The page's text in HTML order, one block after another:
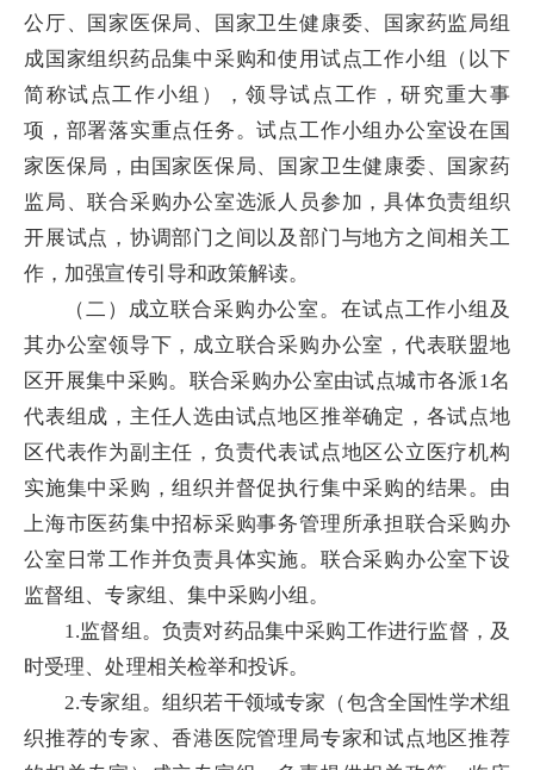
公厅、国家医保局、国家卫生健康委、国家药监局组
成国家组织药品集中采购和使用试点工作小组（以下
简称试点工作小组），领导试点工作，研究重大事
项，部署落实重点任务。试点工作小组办公室设在国
家医保局，由国家医保局、国家卫生健康委、国家药
监局、联合采购办公室选派人员参加，具体负责组织
开展试点，协调部门之间以及部门与地方之间相关工
作，加强宣传引导和政策解读。
（二）成立联合采购办公室。在试点工作小组及
其办公室领导下，成立联合采购办公室，代表联盟地
区开展集中采购。联合采购办公室由试点城市各派1名
代表组成，主任人选由试点地区推举确定，各试点地
区代表作为副主任，负责代表试点地区公立医疗机构
实施集中采购，组织并督促执行集中采购的结果。由
上海市医药集中招标采购事务管理所承担联合采购办
公室日常工作并负责具体实施。联合采购办公室下设
监督组、专家组、集中采购小组。
1.监督组。负责对药品集中采购工作进行监督，及
时受理、处理相关检举和投诉。
2.专家组。组织若干领域专家（包含全国性学术组
织推荐的专家、香港医院管理局专家和试点地区推荐